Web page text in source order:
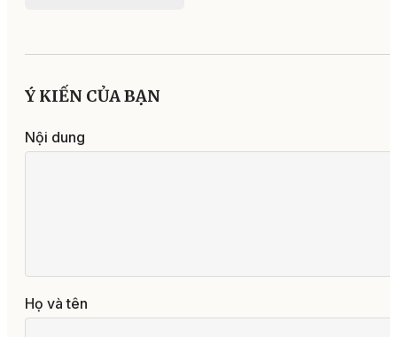
Ý KIẾN CỦA BẠN
Nội dung
Họ và tên